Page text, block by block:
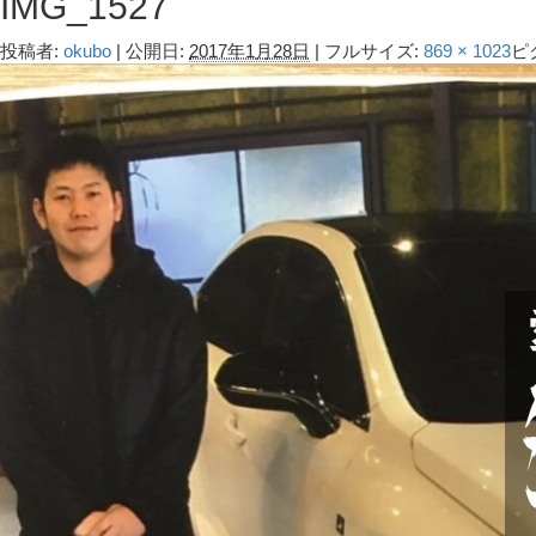
投稿者: okubo | 公開日: 2017年1月28日 | フルサイズ: 869 × 1023ピ